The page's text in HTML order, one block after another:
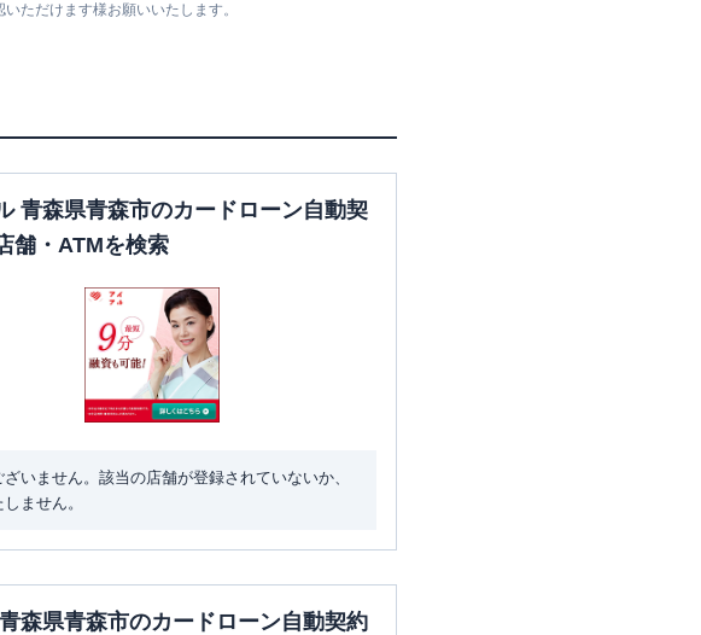
ただけます様お願いいたします。
青森県青森市のカードローン自動契
舗・ATMを検索
いません。該当の店舗が登録されていないか、
ません。
森県青森市のカードローン自動契約